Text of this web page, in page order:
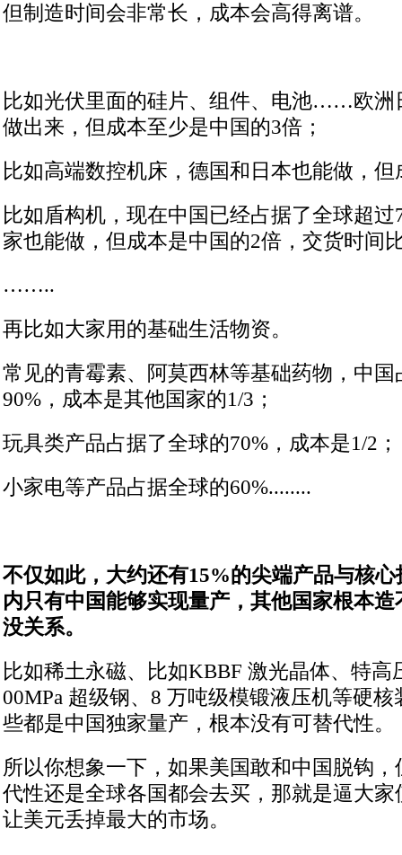
但制造时间会非常长，成本会高得离谱。
比如光伏里面的硅片、组件、电池……欧洲
做出来，但成本至少是中国的3倍；
比如高端数控机床，德国和日本也能做，
比如盾构机，现在中国已经占据了全球超
家也能做，但成本是中国的2倍，交货时间
……..
再比如大家用的基础生活物资。
常见的青霉素、阿莫西林等基础药物，中
90%，成本是其他国家的1/3；
玩具类产品占据了全球的70%，成本是1/2；
小家电等产品占据全球的60%........
不仅如此，大约还有15%的尖端产品与核
内只有中国能够实现量产，其他国家根本
没关系。
比如稀土永磁、比如KBBF 激光晶体、特高
00MPa 超级钢、8 万吨级模锻液压机等硬
些都是中国独家量产，根本没有可替代性。
所以你想象一下，如果美国敢和中国脱钩
代性还是全球各国都会去买，那就是逼大
让美元丢掉最大的市场。